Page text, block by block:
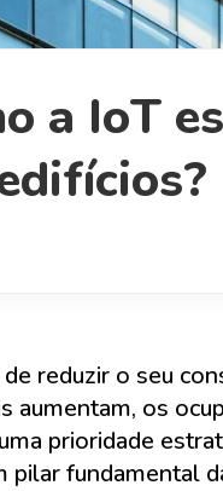
a IoT
reduzir o seu
os
prioridade
pilar fundamental